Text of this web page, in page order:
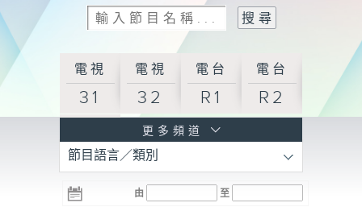
電視
31
電視
32
電台
R1
電台
R2
R3
電台 電台 電台
更多頻道
節目語言／類別
由 至